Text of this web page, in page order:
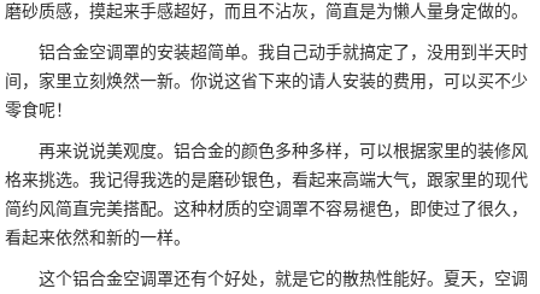
磨砂质感，摸起来手感超好，而且不沾灰，简直是为懒人量身定做的。
铝合金空调罩的安装超简单。我自己动手就搞定了，没用到半天时
间，家里立刻焕然一新。你说这省下来的请人安装的费用，可以买不少
零食呢！
再来说说美观度。铝合金的颜色多种多样，可以根据家里的装修风
格来挑选。我记得我选的是磨砂银色，看起来高端大气，跟家里的现代
简约风简直完美搭配。这种材质的空调罩不容易褪色，即使过了很久，
看起来依然和新的一样。
这个铝合金空调罩还有个好处，就是它的散热性能好。夏天，空调